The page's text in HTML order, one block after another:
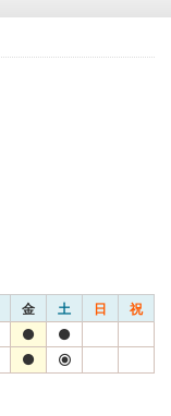
金 土 日 祝